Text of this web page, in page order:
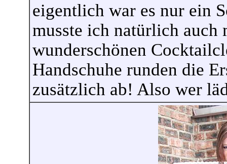
eigentlich war es nur ein
musste ich natürlich auch
wunderschönen
Handschuhe runden die
zusätzlich ab! Also wer